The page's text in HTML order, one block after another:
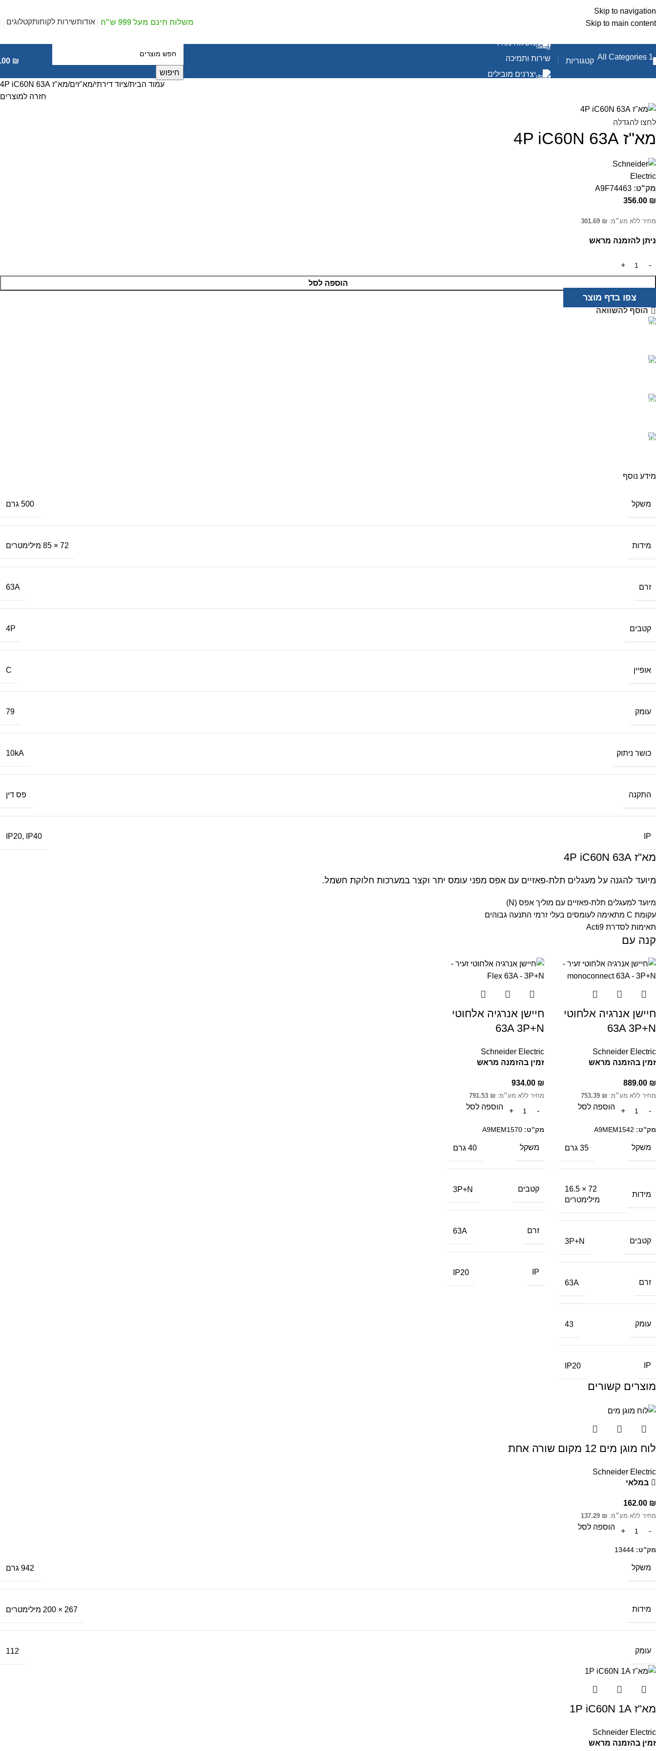
Skip to navigation
Skip to main content
משלוח חינם מעל 999 ש"ח אודותשירות לקוחותקטלוגים
קטגוריות
משלוח מהיר
שירות ותמיכה
יצרנים מובילים
חיפוש
₪
עמוד הבית ציוד דירתי מא"זים מא"ז 4P iC60N 63A
חזרה למוצרים
לחצו להגדלה
מא"ז 4P iC60N 63A
מק"ט: A9F74463
356.00 ₪
מחיר ללא מע״מ: 301.69 ₪
ניתן להזמנה מראש
הוספה לסל
צפו בדף מוצר
הוסף להשוואה
מידע נוסף
משקל 500 גרם
מידות 72 × 85 מילימטרים
זרם 63A
קטבים 4P
אופיין C
עומק 79
כושר ניתוק 10kA
התקנה פס דין
IP
IP20, IP40
מא"ז 4P iC60N 63A
מיועד להגנה על מעגלים תלת-פאזיים עם אפס מפני עומס יתר וקצר במערכות חלוקת חשמל.
מיועד למעגלים תלת-פאזיים עם מוליך אפס (N)
עקומת C מתאימה לעומסים בעלי זרמי התנעה גבוהים
תאימות לסדרת Acti9
קנה עם
חיישן אנרגיה אלחוטי
63A 3P+N
Schneider Electric
זמין בהזמנה מראש
889.00 ₪
מחיר ללא מע״מ: 753.39 ₪
הוספה לסל
מק”ט: A9MEM1542
משקל 35 גרם
מידות
72 × 16.5
מילימטרים
קטבים 3P+N
זרם 63A
עומק 43
IP
IP20
חיישן אנרגיה אלחוטי
63A 3P+N
Schneider Electric
זמין בהזמנה מראש
934.00 ₪
מחיר ללא מע״מ: 791.53 ₪
הוספה לסל
מק”ט: A9MEM1570
משקל 40 גרם
קטבים 3P+N
זרם 63A
IP
IP20
מוצרים קשורים
לוח מוגן מים 12 מקום שורה אחת
Schneider Electric
במלאי
162.00 ₪
מחיר ללא מע״מ: 137.29 ₪
הוספה לסל
מק”ט: 13444
משקל 942 גרם
מידות 267 × 200 מילימטרים
עומק 112
מא"ז 1P iC60N 1A
Schneider Electric
זמין בהזמנה מראש